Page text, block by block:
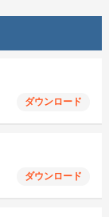
ダウンロード
ダウンロード